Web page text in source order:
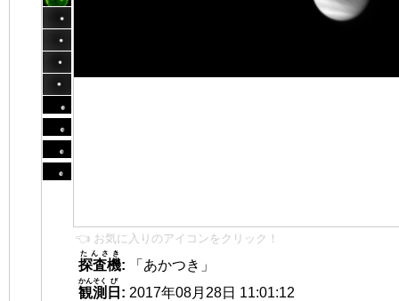
👈 お気に入りのアイコンをクリック！
探査機
たんさき
:
「あかつき」
観測
かんそく
日
び
: 2017年08月28日 11:01:12